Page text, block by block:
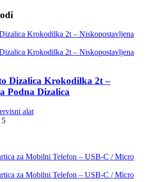
Dizalica Krokodilka 2t –
Podna Dizalica
alat
5